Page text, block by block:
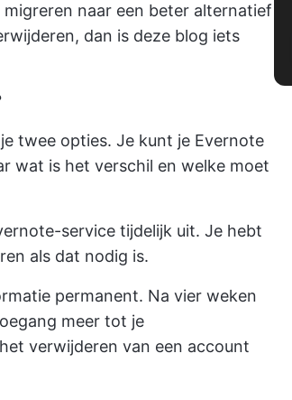
naar een beter alternatief
dan is deze blog iets
twee opties. Je kunt je Evernote
wat is het verschil en welke moet
service tijdelijk uit. Je hebt
als dat nodig is.
permanent. Na vier weken
meer tot je
verwijderen van een account